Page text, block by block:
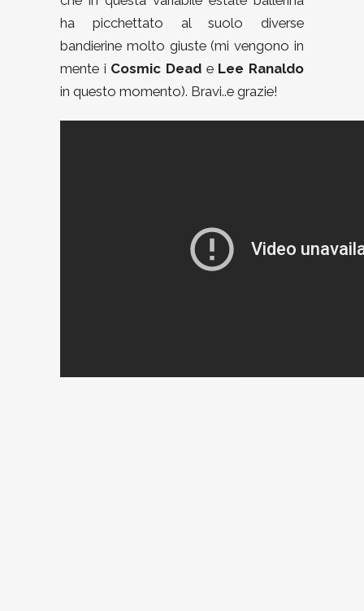
ha picchettato al suolo diverse
bandierine molto giuste (mi vengono in
mente i Cosmic Dead e Lee Ranaldo
in questo momento). Bravi..e grazie!